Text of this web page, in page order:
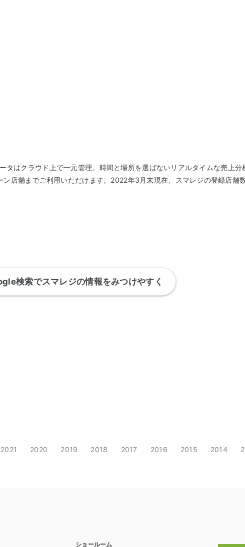
はクラウド上で一元管理。時間と場所を選ばないリアルタイムな売上分
店舗までご利用いただけます。2022年3月末現在、スマレジの登録店舗
検索でスマレジの情報をみつけやすく
2021 2020 2019 2018 2017 2016 2015 2014
ショールーム